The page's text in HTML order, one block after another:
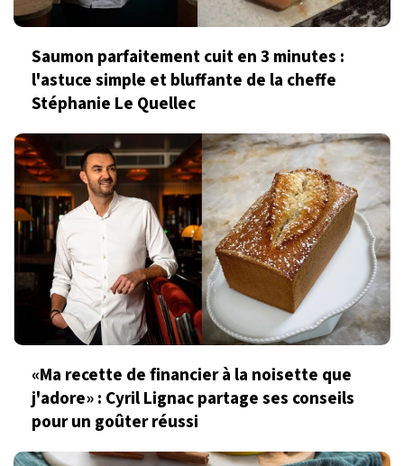
Saumon parfaitement cuit en 3 minutes :
l'astuce simple et bluffante de la cheffe
Stéphanie Le Quellec
«Ma recette de financier à la noisette que
j'adore» : Cyril Lignac partage ses conseils
pour un goûter réussi